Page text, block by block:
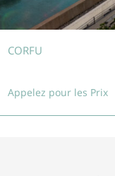
CORFU
Appelez pour les Prix